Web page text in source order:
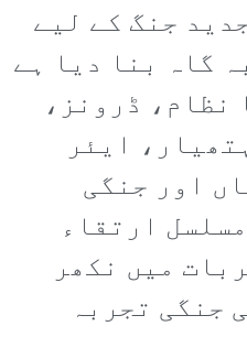
جنگ کے لیے
گاہ بنا دیا ہے
نظام، ڈرونز،
ایئر
اور جنگی
ارتقاء
میں نکھر
جنگی تجربہ